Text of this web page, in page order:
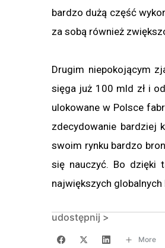
bardzo dużą część
za sobą również
Drugim niepokojącym
sięga już 100 mld zł i
ulokowane w Polsce
zdecydowanie bardziej
swoim rynku bardzo
się nauczyć. Bo dzięki
największych
udostępnij >
More